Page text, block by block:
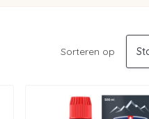
Sorteren op